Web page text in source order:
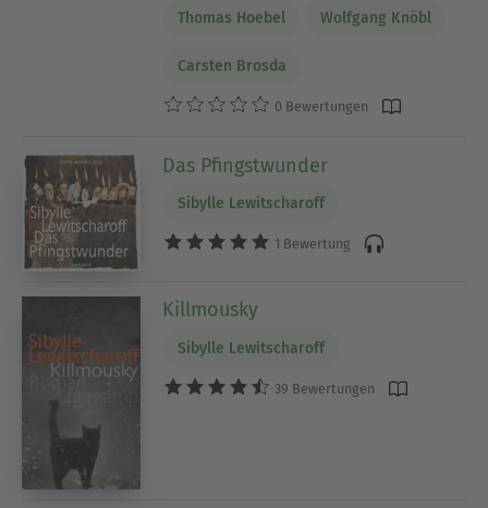
Thomas Hoebel Wolfgang Knöbl
Carsten Brosda
0 Bewertungen
Das Pfingstwunder
Sibylle Lewitscharoff
1 Bewertung
Killmousky
Sibylle Lewitscharoff
39 Bewertungen